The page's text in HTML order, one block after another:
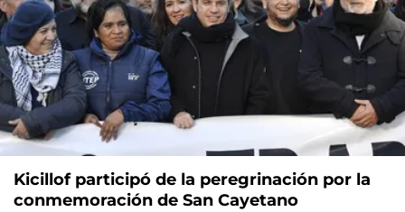
Kicillof participó de la peregrinación por la
conmemoración de San Cayetano